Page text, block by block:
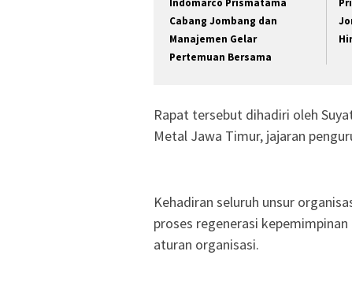
Cabang Jombang dan
Manajemen Gelar
Pertemuan Bersama
Rapat tersebut dihadiri oleh
Metal Jawa Timur, jajaran
Kehadiran seluruh unsur
proses regenerasi
aturan organisasi.